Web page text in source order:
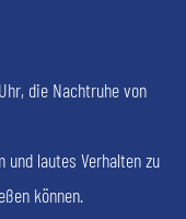
die Nachtruhe von
lautes Verhalten zu
können.